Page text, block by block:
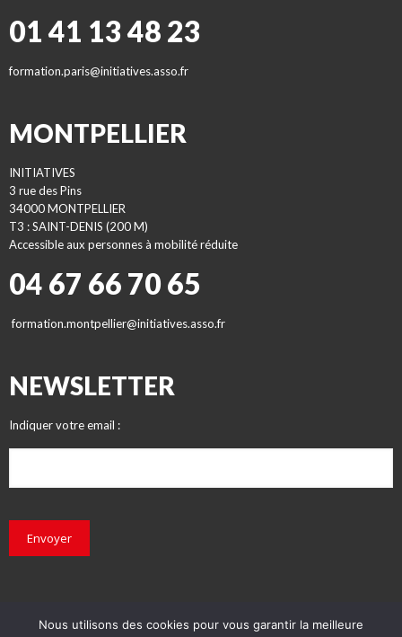
01 41 13 48 23
formation.paris@initiatives.asso.fr
MONTPELLIER
INITIATIVES
3 rue des Pins
34000 MONTPELLIER
T3 : SAINT-DENIS (200 M)
Accessible aux personnes à mobilité réduite
04 67 66 70 65
formation.montpellier@initiatives.asso.fr
NEWSLETTER
Indiquer votre email :
Envoyer
Nous utilisons des cookies pour vous garantir la meilleure